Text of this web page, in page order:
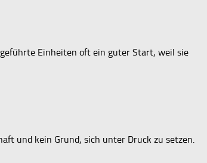
Einheiten oft ein guter Start, weil sie
und kein Grund, sich unter Druck zu setzen.